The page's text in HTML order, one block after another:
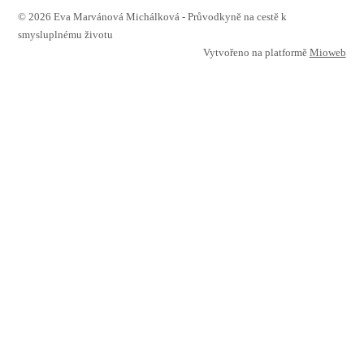
© 2026 Eva Marvánová Michálková - Průvodkyně na cestě k
smysluplnému životu
Vytvořeno na platformě Mioweb